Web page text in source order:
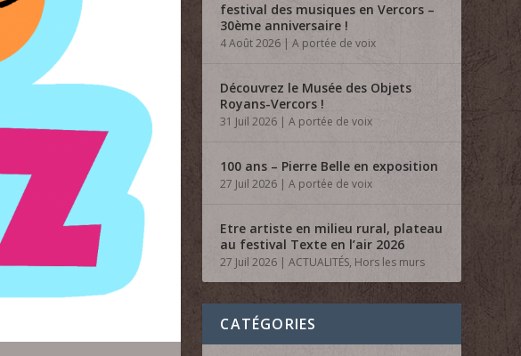
festival des musiques en Vercors –
30ème anniversaire !
4 Août 2026 |A portée de voix
Découvrez le Musée des Objets
Royans-Vercors !
31 Juil 2026 |A portée de voix
100 ans – Pierre Belle en exposition
27 Juil 2026 |A portée de voix
Etre artiste en milieu rural, plateau
au festival Texte en l’air 2026
27 Juil 2026 |ACTUALITÉS, Hors les murs
CATÉGORIES